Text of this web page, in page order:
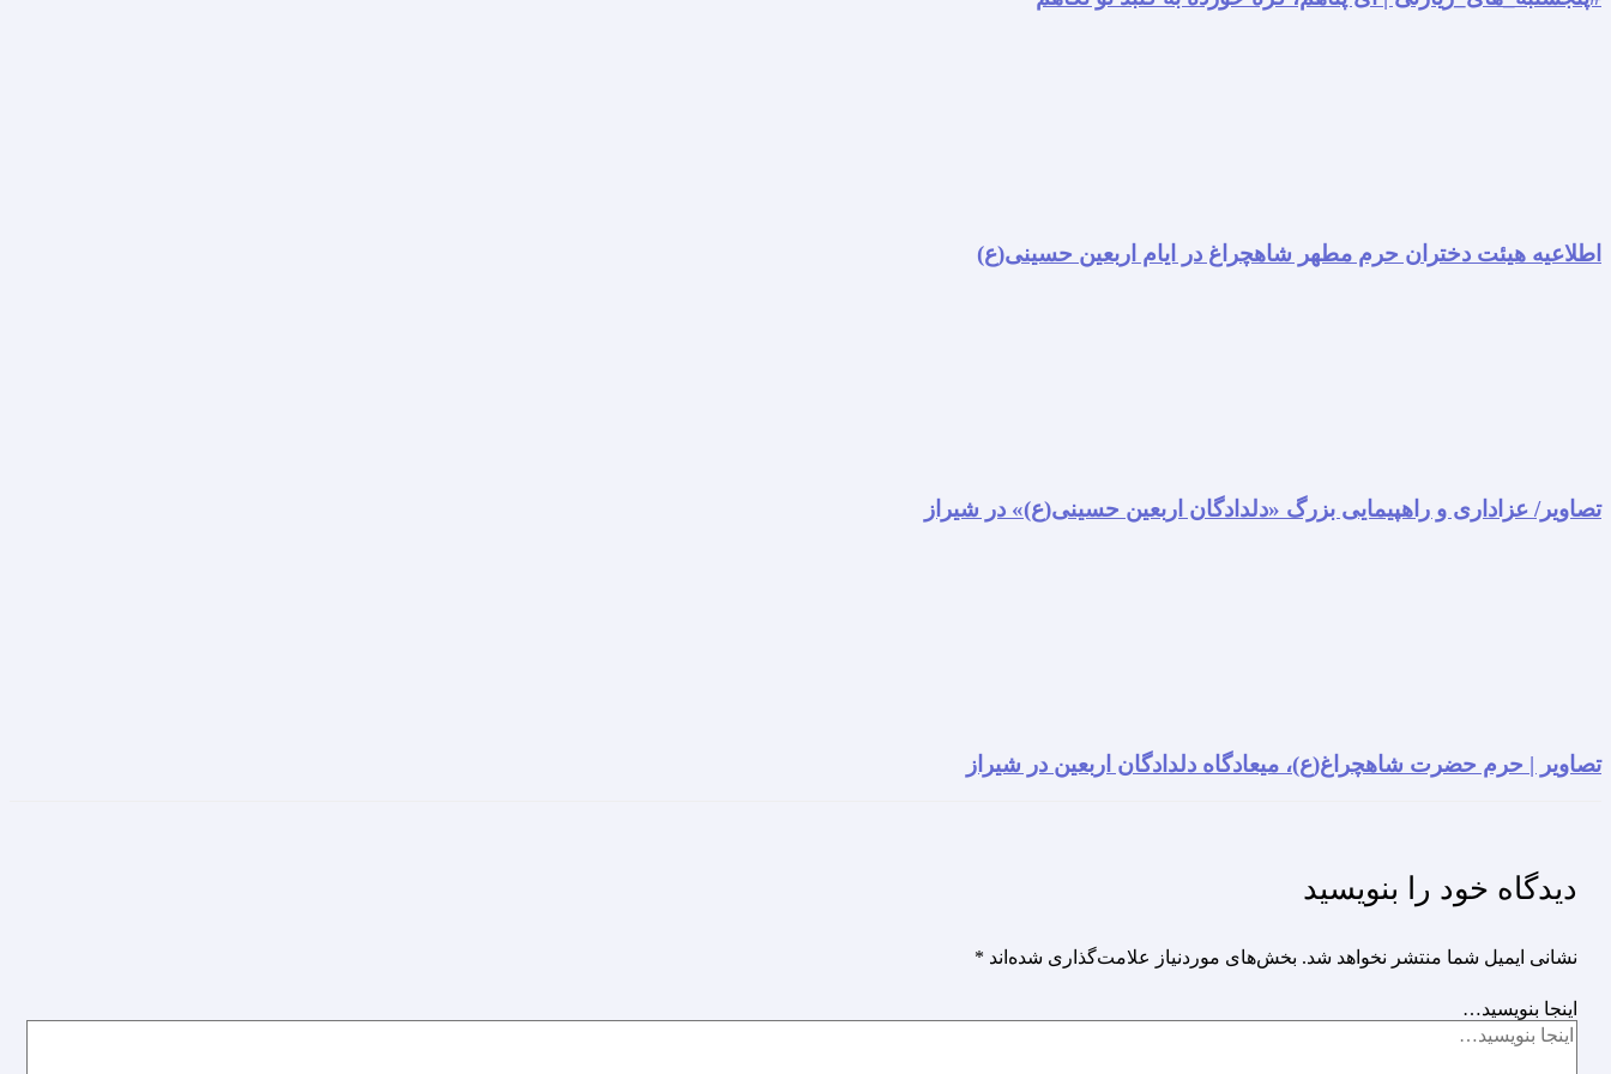
اطلاعیه هیئت دختران حرم مطهر شاهچراغ در ایام اربعین حسینی(ع)
تصاویر/ عزاداری و راهپیمایی بزرگ «دلدادگان اربعین حسینی(ع)» در شیراز
تصاویر | حرم حضرت شاهچراغ(ع)، میعادگاه دلدادگان اربعین در شیراز
دیدگاه‌ خود را بنویسید
نشانی ایمیل شما منتشر نخواهد شد. بخش‌های موردنیاز علامت‌گذاری شده‌اند *
اینجا بنویسید…